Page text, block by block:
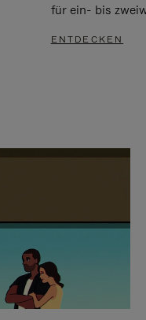
für ein- bis
ENTDECKEN